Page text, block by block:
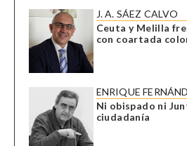
J. A. SÁEZ CALVO
Ceuta y Melilla
con coartada
ENRIQUE
Ni obispado ni
ciudadanía